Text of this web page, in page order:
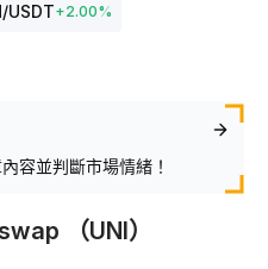
/USDT+2.00%
容並判斷市場情緒！
（UNI）